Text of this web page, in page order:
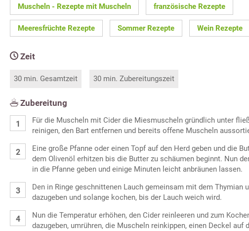
Muscheln - Rezepte mit Muscheln französische Rezepte
Meeresfrüchte Rezepte Sommer Rezepte Wein Rezepte
Zeit
30 min. Gesamtzeit 30 min. Zubereitungszeit
Zubereitung
Für die Muscheln mit Cider die Miesmuscheln gründlich unter
reinigen, den Bart entfernen und bereits offene Muscheln
Eine große Pfanne oder einen Topf auf den Herd geben und die
dem Olivenöl erhitzen bis die Butter zu schäumen beginnt. Nun
in die Pfanne geben und einige Minuten leicht anbräunen lassen.
Den in Ringe geschnittenen Lauch gemeinsam mit dem Thymian
dazugeben und solange kochen, bis der Lauch weich wird.
Nun die Temperatur erhöhen, den Cider reinleeren und zum
dazugeben, umrühren, die Muscheln reinkippen, einen Deckel auf